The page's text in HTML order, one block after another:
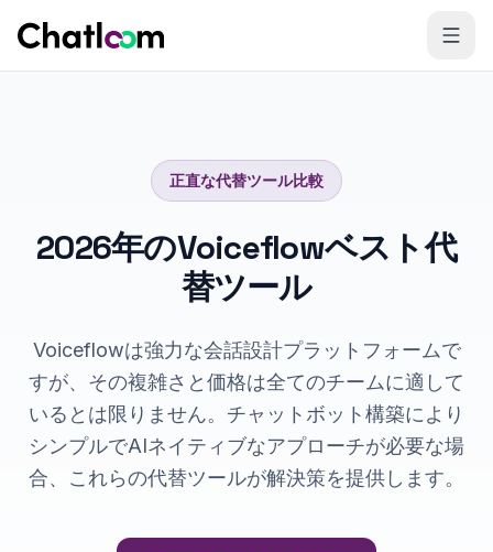
正直な代替ツール比較
2026年のVoiceflowベスト代
替ツール
Voiceflowは強力な会話設計プラットフォームで
すが、その複雑さと価格は全てのチームに適して
いるとは限りません。チャットボット構築により
シンプルでAIネイティブなアプローチが必要な場
合、これらの代替ツールが解決策を提供します。